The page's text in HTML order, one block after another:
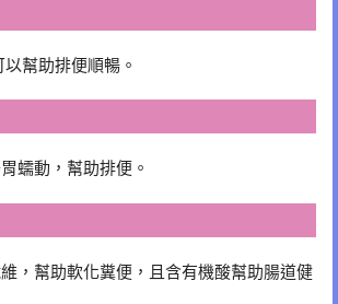
幫助排便順暢。
蠕動，幫助排便。
，幫助軟化糞便，且含有機酸幫助腸道健